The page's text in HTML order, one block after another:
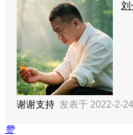
刘
谢谢支持 发表于 2022-2-
赞